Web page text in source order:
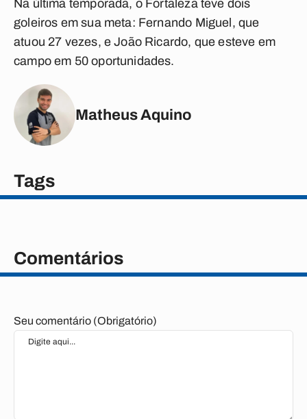
Na última temporada, o Fortaleza teve dois
goleiros em sua meta: Fernando Miguel, que
atuou 27 vezes, e João Ricardo, que esteve em
campo em 50 oportunidades.
Matheus Aquino
Tags
Comentários
Seu comentário (Obrigatório)